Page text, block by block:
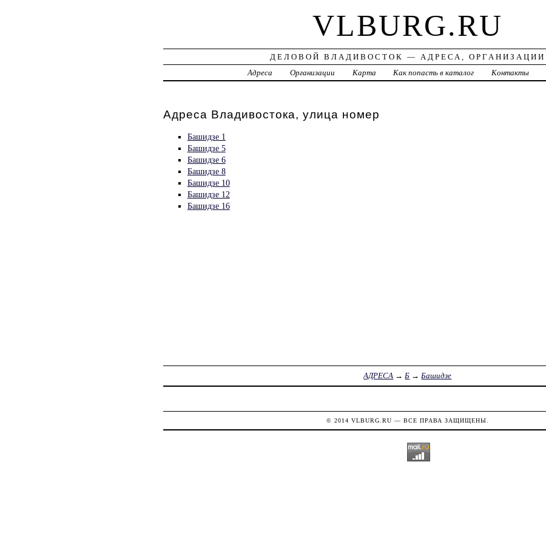
VLBURG.RU
ДЕЛОВОЙ ВЛАДИВОСТОК — АДРЕСА, ОРГАНИЗАЦИИ
Адреса
Организации Карта Как попасть в каталог Контакты
Адреса Владивостока, улица номер
Башидзе 1
Башидзе 5
Башидзе 6
Башидзе 8
Башидзе 10
Башидзе 12
Башидзе 16
АДРЕСА →Б →Башидзе
© 2014 VLBURG.RU — ВСЕ ПРАВА ЗАЩИЩЕНЫ.